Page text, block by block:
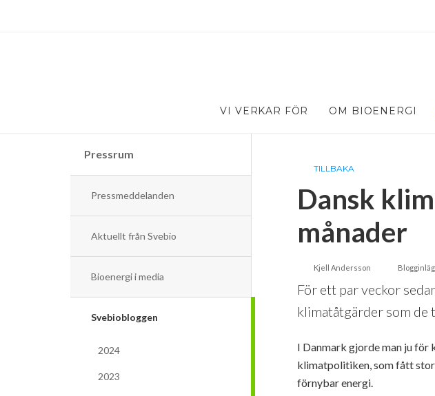
VI VERKAR FÖR OM BIOENERGI
Pressrum
Pressmeddelanden
Aktuellt från Svebio
Bioenergi i media
Svebiobloggen
2024
2023
TILLBAKA
Dansk
månader
Kjell Andersson
För ett par veckor
klimatåtgärder som de
I Danmark gjorde man ju för
klimatpolitiken, som fått
förnybar energi.